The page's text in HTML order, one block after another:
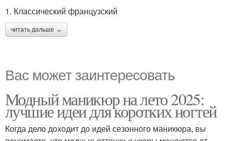
1. Классический французский
читать дальше →
Вас может заинтересовать
Модный маникюр на лето 2025:
лучшие идеи для коротких ногтей
Когда дело доходит до идей сезонного маникюра, вы